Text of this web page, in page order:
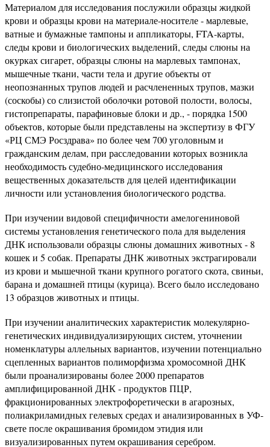
Материалом для исследования послужили образцы жидкой
крови и образцы крови на материале-носителе - марлевые,
ватные и бумажные тампоны и аппликаторы, FTA-карты,
следы крови и биологических выделений, следы слюны на
окурках сигарет, образцы слюны на марлевых тампонах,
мышечные ткани, части тела и другие объекты от
неопознанных трупов людей и расчлененных трупов, мазки
(соскобы) со слизистой оболочки ротовой полости, волосы,
гистопрепараты, парафиновые блоки и др., - порядка 1500
объектов, которые были представлены на экспертизу в ФГУ
«РЦ СМЭ Росздрава» по более чем 700 уголовным и
гражданским делам, при расследовании которых возникла
необходимость судебно-медицинского исследования
вещественных доказательств для целей идентификации
личности или установления биологического родства.
При изучении видовой специфичности амелогениновой
системы установления генетического пола для выделения
ДНК использовали образцы слюны домашних животных - 8
кошек и 5 собак. Препараты ДНК животных экстрагировали
из крови и мышечной ткани крупного рогатого скота, свиньи,
барана и домашней птицы (курица). Всего было исследовано
13 образцов животных и птицы.
При изучении аналитических характеристик молекулярно-
генетических индивидуализирующих систем, уточнении
номенклатуры аллельных вариантов, изучении потенциально
сцепленных вариантов полиморфизма хромосомной ДНК
были проанализированы более 2000 препаратов
амплифицированной ДНК - продуктов ПЦР,
фракционированных электрофоретически в агарозных,
полиакриламидных гелевых средах и анализированных в УФ-
свете после окрашивания бромидом этидия или
визуализированных путем окрашивания серебром.